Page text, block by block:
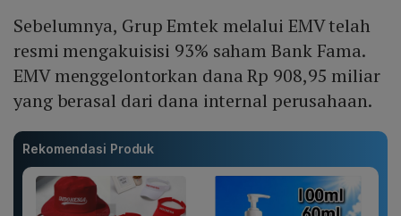
Sebelumnya, Grup Emtek melalui EMV telah
resmi mengakuisisi 93% saham Bank Fama.
EMV menggelontorkan dana Rp 908,95 miliar
yang berasal dari dana internal perusahaan.
Rekomendasi Produk